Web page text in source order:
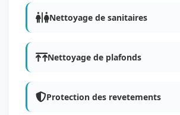
Nettoyage de sanitaires
Nettoyage de plafonds
Protection des revetements